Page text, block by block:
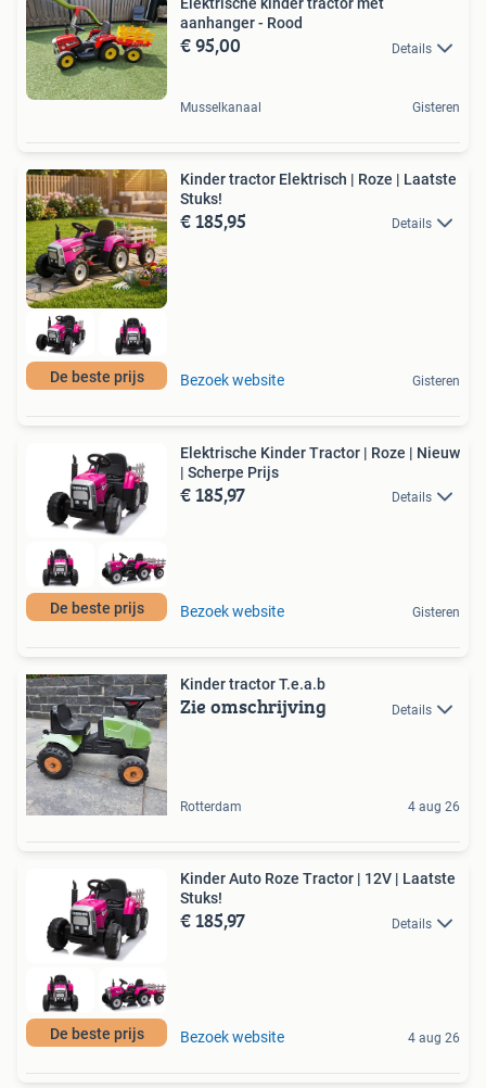
Elektrische kinder tractor met
aanhanger - Rood
€ 95,00 Details
Musselkanaal Gisteren
De beste prijs
Kinder tractor Elektrisch | Roze | Laatste
Stuks!
€ 185,95 Details
Bezoek website Gisteren
De beste prijs
Elektrische Kinder Tractor | Roze | Nieuw
| Scherpe Prijs
€ 185,97 Details
Bezoek website Gisteren
Kinder tractor T.e.a.b
Zie omschrijving Details
Rotterdam 4 aug 26
De beste prijs
Kinder Auto Roze Tractor | 12V | Laatste
Stuks!
€ 185,97 Details
Bezoek website 4 aug 26